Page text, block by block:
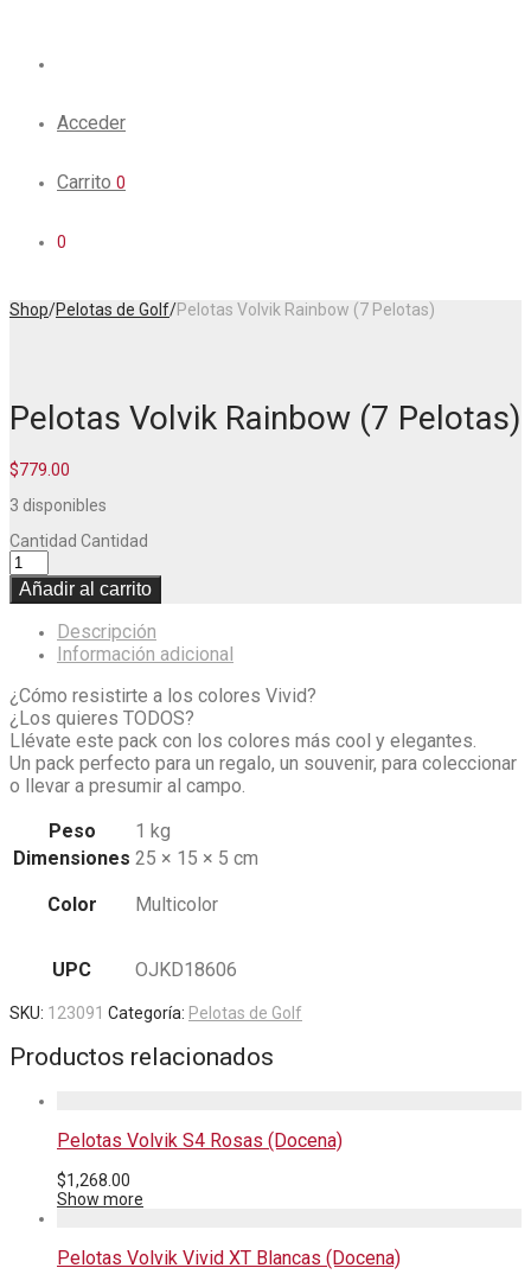
Acceder
Carrito 0
0
Shop/Pelotas de Golf/Pelotas Volvik Rainbow (7 Pelotas)
Pelotas Volvik Rainbow (7 Pelotas)
$779.00
3 disponibles
Cantidad Cantidad
Añadir al carrito
Descripción
Información adicional
¿Cómo resistirte a los colores Vivid?
¿Los quieres TODOS?
Llévate este pack con los colores más cool y elegantes.
Un pack perfecto para un regalo, un souvenir, para coleccionar
o llevar a presumir al campo.
Peso
1 kg
Dimensiones 25 × 15 × 5 cm
Color Multicolor
UPC OJKD18606
SKU: 123091 Categoría: Pelotas de Golf
Productos relacionados
Pelotas Volvik S4 Rosas (Docena)
$1,268.00
Show more
Pelotas Volvik Vivid XT Blancas (Docena)